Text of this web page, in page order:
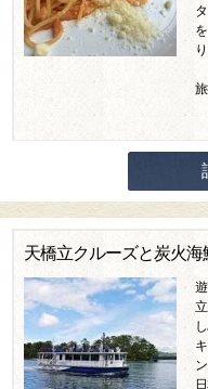
天橋立クルーズと炭火